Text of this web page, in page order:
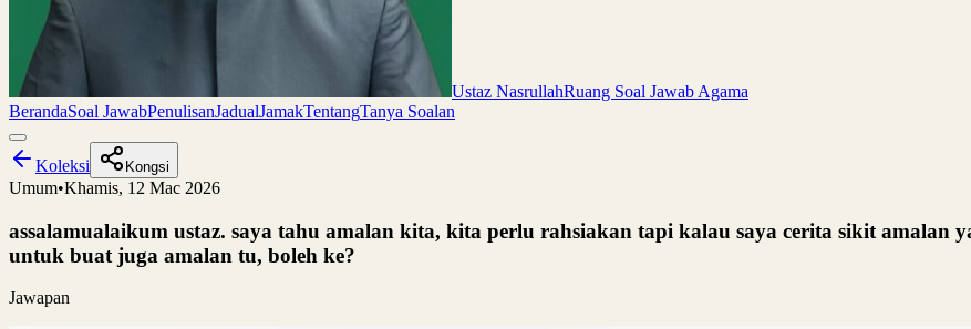
Ustaz NasrullahRuang Soal Jawab Agama
BerandaSoal JawabPenulisanJadualJamakTentangTanya Soalan
Koleksi Kongsi
Umum•Khamis, 12 Mac 2026
assalamualaikum ustaz. saya tahu amalan kita, kita perlu rahsiakan tapi kalau saya cerita sikit amalan
untuk buat juga amalan tu, boleh ke?
Jawapan